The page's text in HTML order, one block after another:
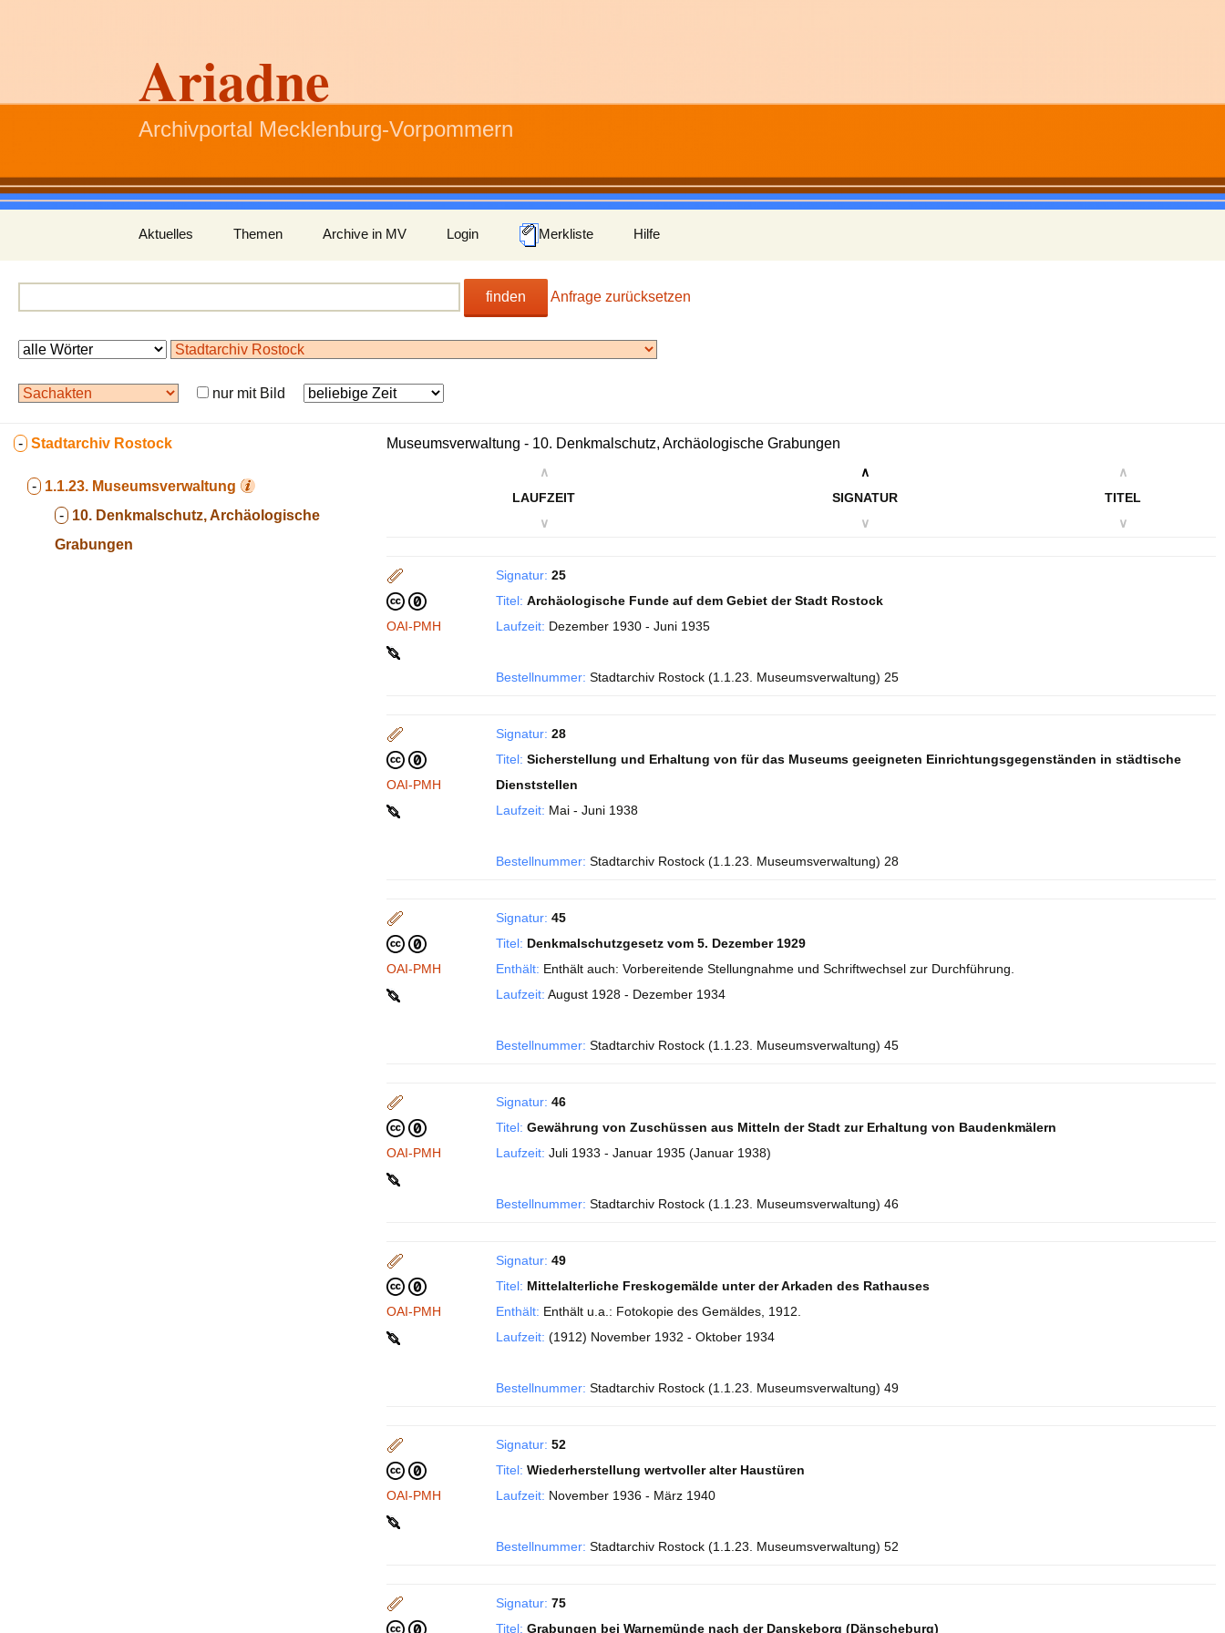
Ariadne
Archivportal Mecklenburg-Vorpommern
Inhalt
springen
Aktuelles Themen Archive in MV Login Merkliste Hilfe
finden Anfrage zurücksetzen
nur mit Bild
- Stadtarchiv Rostock
- 1.1.23. Museumsverwaltung
- 10. Denkmalschutz, Archäologische
Grabungen
Museumsverwaltung - 10. Denkmalschutz, Archäologische Grabungen
∧
LAUFZEIT
∨
∧
SIGNATUR
∨
∧
TITEL
∨
OAI-PMH
Signatur: 25
Titel: Archäologische Funde auf dem Gebiet der Stadt Rostock
Laufzeit: Dezember 1930 - Juni 1935
Bestellnummer: Stadtarchiv Rostock (1.1.23. Museumsverwaltung) 25
OAI-PMH
Signatur: 28
Titel: Sicherstellung und Erhaltung von für das Museums geeigneten Einrichtungsgegenständen in städtische
Dienststellen
Laufzeit: Mai - Juni 1938
Bestellnummer: Stadtarchiv Rostock (1.1.23. Museumsverwaltung) 28
OAI-PMH
Signatur: 45
Titel: Denkmalschutzgesetz vom 5. Dezember 1929
Enthält: Enthält auch: Vorbereitende Stellungnahme und Schriftwechsel zur Durchführung.
Laufzeit: August 1928 - Dezember 1934
Bestellnummer: Stadtarchiv Rostock (1.1.23. Museumsverwaltung) 45
OAI-PMH
Signatur: 46
Titel: Gewährung von Zuschüssen aus Mitteln der Stadt zur Erhaltung von Baudenkmälern
Laufzeit: Juli 1933 - Januar 1935 (Januar 1938)
Bestellnummer: Stadtarchiv Rostock (1.1.23. Museumsverwaltung) 46
OAI-PMH
Signatur: 49
Titel: Mittelalterliche Freskogemälde unter der Arkaden des Rathauses
Enthält: Enthält u.a.: Fotokopie des Gemäldes, 1912.
Laufzeit: (1912) November 1932 - Oktober 1934
Bestellnummer: Stadtarchiv Rostock (1.1.23. Museumsverwaltung) 49
OAI-PMH
Signatur: 52
Titel: Wiederherstellung wertvoller alter Haustüren
Laufzeit: November 1936 - März 1940
Bestellnummer: Stadtarchiv Rostock (1.1.23. Museumsverwaltung) 52
Signatur: 75
Titel: Grabungen bei Warnemünde nach der Danskeborg (Dänscheburg)